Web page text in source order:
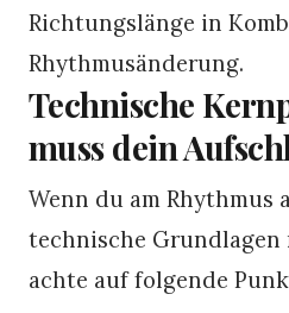
Richtungslänge in
Rhythmusänderung.
Technische
muss dein
Wenn du am Rhythmus
technische
achte auf folgende